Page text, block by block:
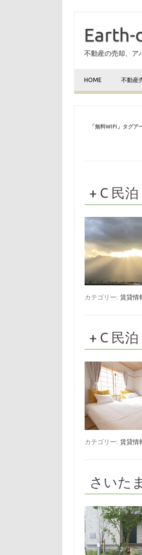
Earth-
不動産の売却、ア
HOME 不動産
「無料WIFI 」タグア
+ C 民
カテゴリー: 賃貸情
+ C 民
カテゴリー: 賃貸情
さいた